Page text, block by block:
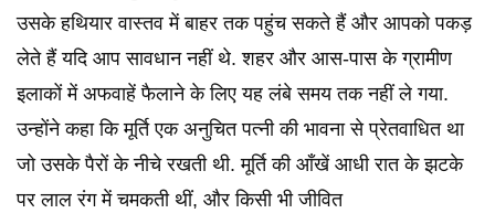
उसके हथियार वास्तव में बाहर तक पहुंच सकते हैं और आपको पकड़
लेते हैं यदि आप सावधान नहीं थे. शहर और आस-पास के ग्रामीण
इलाकों में अफवाहें फैलाने के लिए यह लंबे समय तक नहीं ले गया.
उन्होंने कहा कि मूर्ति एक अनुचित पत्नी की भावना से प्रेतवाधित था
जो उसके पैरों के नीचे रखती थी. मूर्ति की आँखें आधी रात के झटके
पर लाल रंग में चमकती थीं, और किसी भी जीवित